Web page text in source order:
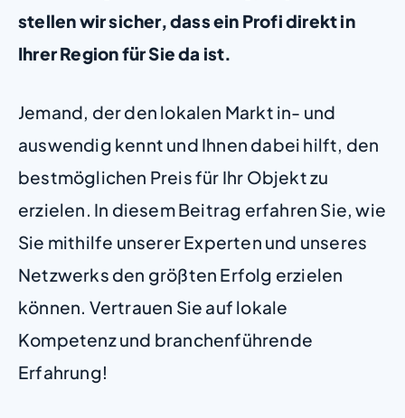
stellen wir sicher, dass ein Profi direkt in
Ihrer Region für Sie da ist.
Jemand, der den lokalen Markt in- und
auswendig kennt und Ihnen dabei hilft, den
bestmöglichen Preis für Ihr Objekt zu
erzielen. In diesem Beitrag erfahren Sie, wie
Sie mithilfe unserer Experten und unseres
Netzwerks den größten Erfolg erzielen
können. Vertrauen Sie auf lokale
Kompetenz und branchenführende
Erfahrung!